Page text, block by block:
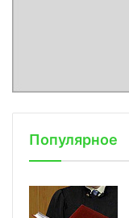
Популярное